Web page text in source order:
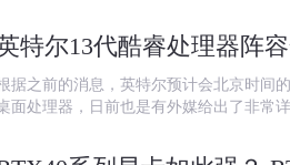
据之前的消息，英特尔预计会北京时间
面处理器，日前也是有外媒给出了非常